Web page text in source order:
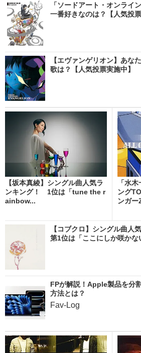
「ソードアート・オンライ
一番好きなのは？【人気投票
【エヴァンゲリオン】あな
歌は？【人気投票実施中】
【坂本真綾】シングル曲人気ラ
ンキング！ 1位は「tune the r
ainbow...
「水
ング
ンガー
【コブクロ】シングル曲
第1位は「ここにしか咲かな
FPが解説！Apple製品を分
方法とは？
Fav-Log